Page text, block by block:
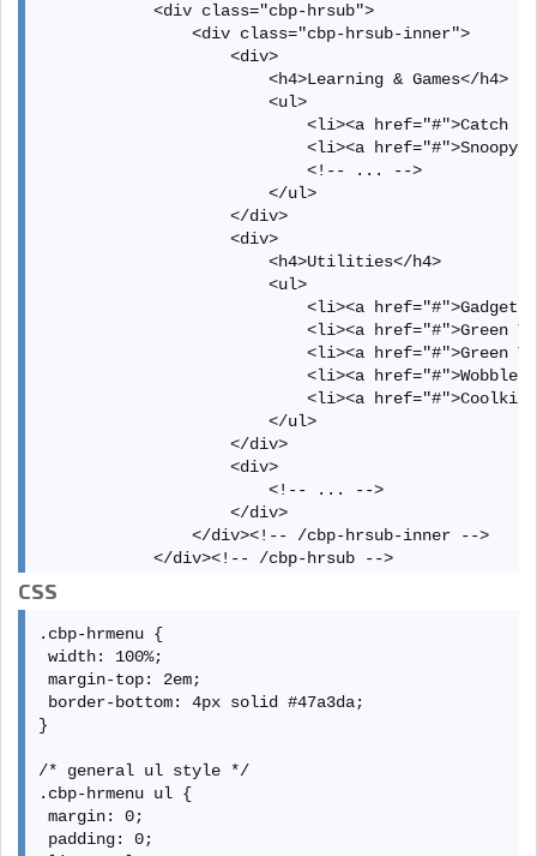
            <div class="cbp-hrsub">
                <div class="cbp-hrsub-inner">
                    <div>
                        <h4>Learning & Games</h4>
                        <ul>
<li><a href="#">Catch
<li><a
                            <!-- ... -->
                        </ul>
                    </div>
                    <div>
                        <h4>Utilities</h4>
                        <ul>
<li><a href="#">Gadget
<li><a href="#">Green
<li><a href="#">Green
<li><a href="#">Wobbler
<li><a
                        </ul>
                    </div>
                    <div>
                        <!-- ... -->
                    </div>
                </div><!-- /cbp-hrsub-inner -->
            </div><!-- /cbp-hrsub -->
        </li>
        <li><!-- ... --></li>
        <li><!-- ... --></li>
        <!-- ... -->
    </ul>
</nav>
CSS
.cbp-hrmenu {
width: 100%;
margin-top: 2em;
border-bottom: 4px solid #47a3da;
}
/* general ul style */
.cbp-hrmenu ul {
margin: 0;
padding: 0;